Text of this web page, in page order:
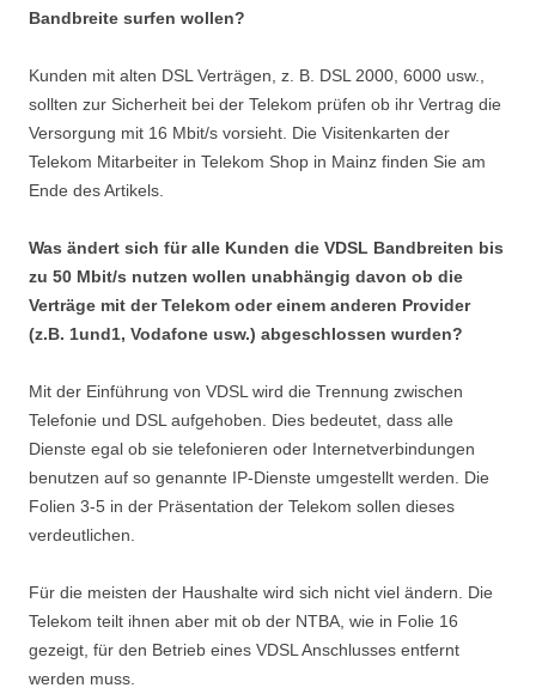
Bandbreite surfen wollen?
Kunden mit alten DSL Verträgen, z. B. DSL 2000, 6000 usw.,
sollten zur Sicherheit bei der Telekom prüfen ob ihr Vertrag die
Versorgung mit 16 Mbit/s vorsieht. Die Visitenkarten der
Telekom Mitarbeiter in Telekom Shop in Mainz finden Sie am
Ende des Artikels.
Was ändert sich für alle Kunden die VDSL Bandbreiten bis
zu 50 Mbit/s nutzen wollen unabhängig davon ob die
Verträge mit der Telekom oder einem anderen Provider
(z.B. 1und1, Vodafone usw.) abgeschlossen wurden?
Mit der Einführung von VDSL wird die Trennung zwischen
Telefonie und DSL aufgehoben. Dies bedeutet, dass alle
Dienste egal ob sie telefonieren oder Internetverbindungen
benutzen auf so genannte IP-Dienste umgestellt werden. Die
Folien 3-5 in der Präsentation der Telekom sollen dieses
verdeutlichen.
Für die meisten der Haushalte wird sich nicht viel ändern. Die
Telekom teilt ihnen aber mit ob der NTBA, wie in Folie 16
gezeigt, für den Betrieb eines VDSL Anschlusses entfernt
werden muss.